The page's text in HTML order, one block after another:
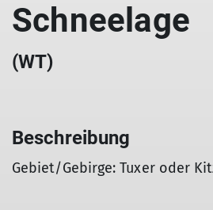
Schneelage
(WT)
Beschreibung
Gebiet/Gebirge: Tuxer oder